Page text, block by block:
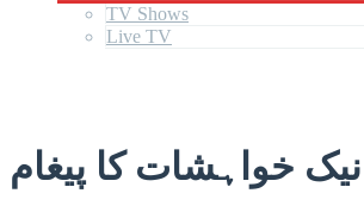
TV Shows
Live TV
خواہشات کا پیغام